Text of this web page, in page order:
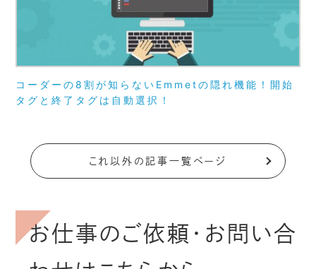
コーダーの8割が知らないEmmetの隠れ機能！開始
タグと終了タグは自動選択！
これ以外の記事一覧ページ
お仕事のご依頼・お問い合